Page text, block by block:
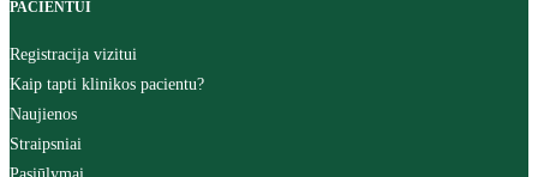
PACIENTUI
Registracija vizitui
Kaip tapti klinikos pacientu?
Naujienos
Straipsniai